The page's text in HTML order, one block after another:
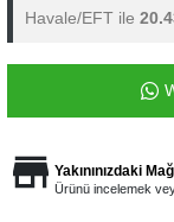
Havale/EFT ile
Yakınınızdaki
Ürünü incelemek